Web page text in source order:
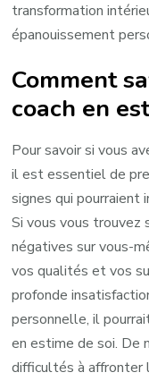
transformation
épanouissement
Comment
coach en
Pour savoir si vous
il est essentiel de
signes qui pourraient
Si vous vous trouvez
négatives sur vous-
vos qualités et vos
profonde
personnelle, il
en estime de soi. De
difficultés à affronter